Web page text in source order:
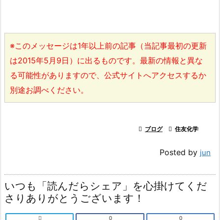
※このメッセージは1年以上前の記事（当記事最初の更新
は2015年5月9日）に出るものです。最新の情報と異な
る可能性がありますので、公式サイトへアクセスするか
別途お調べください。
 ブログ  住友化学
Posted by jun
いつも「読んだらシェア」を心掛けてくだ
さりありがとうございます！
 0 0